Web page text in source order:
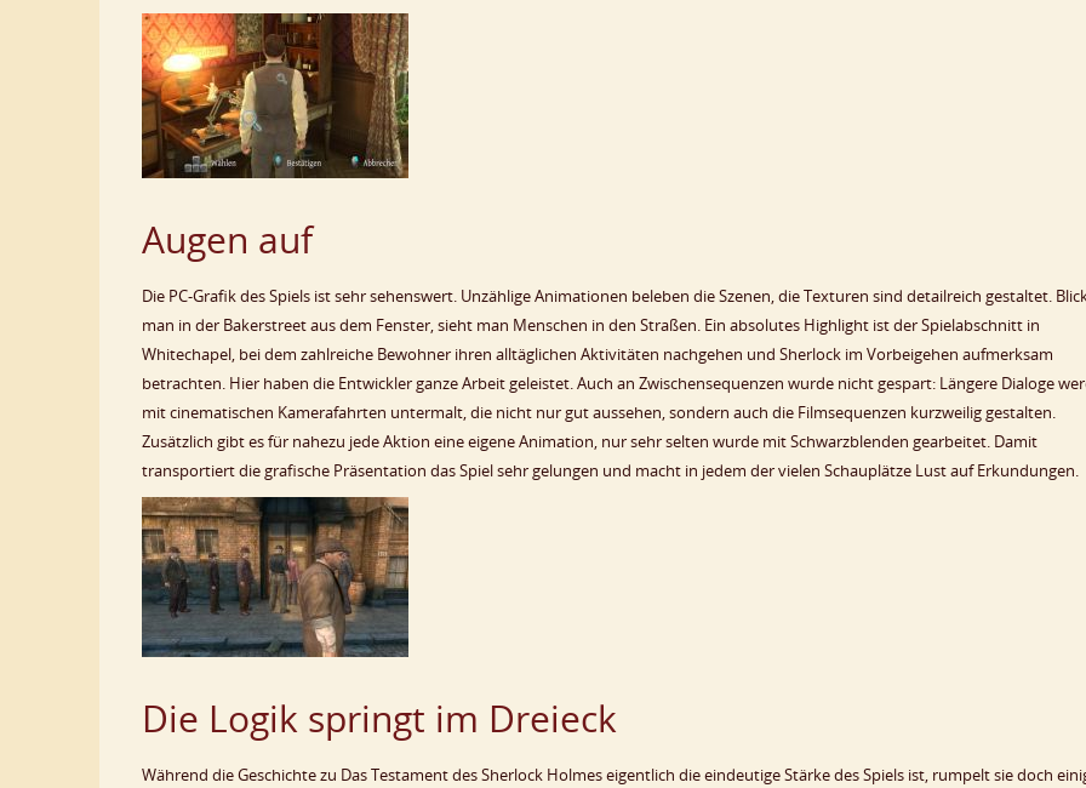
Augen auf
Die PC-Grafik des Spiels ist sehr sehenswert. Unzählige Animationen beleben die Szenen, die Texturen sind detailreich gestaltet.
man in der Bakerstreet aus dem Fenster, sieht man Menschen in den Straßen. Ein absolutes Highlight ist der Spielabschnitt in
Whitechapel, bei dem zahlreiche Bewohner ihren alltäglichen Aktivitäten nachgehen und Sherlock im Vorbeigehen aufmerksam
betrachten. Hier haben die Entwickler ganze Arbeit geleistet. Auch an Zwischensequenzen wurde nicht gespart: Längere Dialoge
mit cinematischen Kamerafahrten untermalt, die nicht nur gut aussehen, sondern auch die Filmsequenzen kurzweilig gestalten.
Zusätzlich gibt es für nahezu jede Aktion eine eigene Animation, nur sehr selten wurde mit Schwarzblenden gearbeitet. Damit
transportiert die grafische Präsentation das Spiel sehr gelungen und macht in jedem der vielen Schauplätze Lust auf Erkundungen.
Die Logik springt im Dreieck
Während die Geschichte zu Das Testament des Sherlock Holmes eigentlich die eindeutige Stärke des Spiels ist, rumpelt sie doch